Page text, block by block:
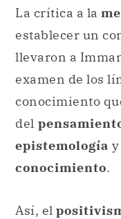
La crítica a la
establecer un
llevaron a
examen de los
conocimiento
del
epistemología
conocimiento.
Así, el